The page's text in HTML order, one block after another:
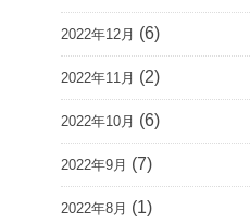
2022年12月 (6)
2022年11月 (2)
2022年10月 (6)
2022年9月 (7)
2022年8月 (1)